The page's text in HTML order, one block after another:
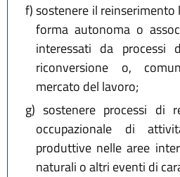
f)sostenere il
forma autonoma o
interessati da processi
riconversione o,
mercato del lavoro;
g) sostenere processi di
occupazionale di
produttive nelle aree
naturali o altri eventi di